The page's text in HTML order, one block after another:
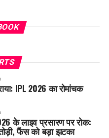
IPL 2026 का रोमांचक
के लाइव प्रसारण पर रोक:
फैंस को बड़ा झटका